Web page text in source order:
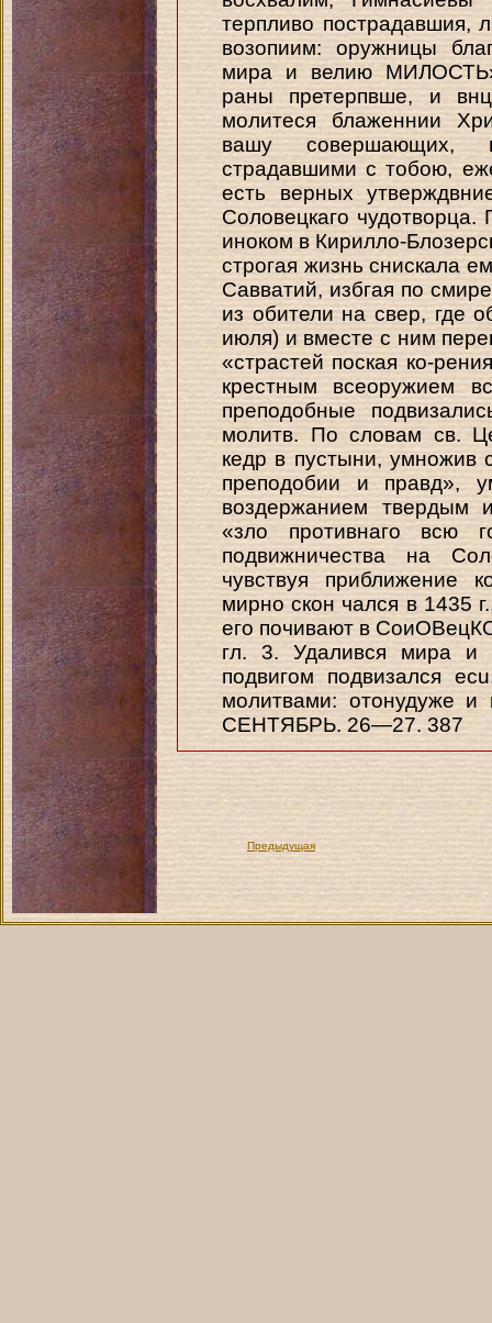
терпливо пострадавшия,
возопиим: оружницы
мира и велию
раны претерпвше, и
молитеся блаженнии
вашу совершающих,
страдавшими с тобою,
есть верных
Соловецкаго
иноком в Кирилло-
строгая жизнь снискала
Савватий, избгая по
из обители на свер, где
июля) и вместе с ним
«страстей поская ко-
крестным всеоружием
преподобные
молитв. По словам св.
кедр в пустыни, умножив
преподобии и правд»,
воздержанием твердым
«зло противнаго всю
подвижничества на
чувствуя приближение
мирно скон чался в 1435
его почивают в
гл. 3. Удалився мира и
подвигом подвизался
молитвами: отонудуже и
СЕНТЯБРЬ. 26—27. 387
Предыдущая